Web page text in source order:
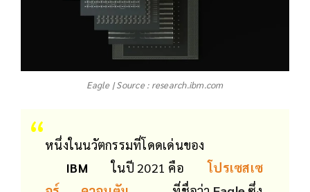
Eagle | Source : research.ibm.com
หนึ่งในนวัตกรรมที่โดดเด่นของ
IBM
ในปี 2021 คือ
โปรเซสเซ